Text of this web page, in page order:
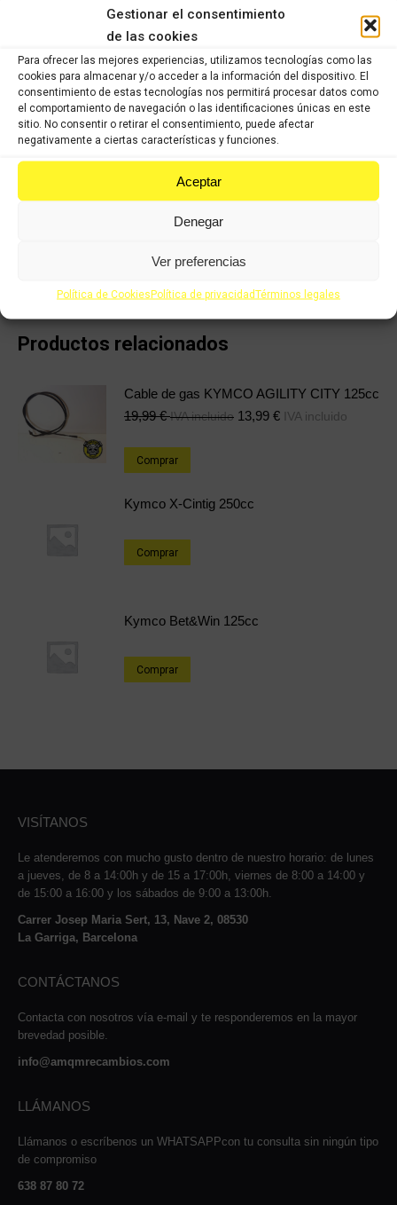
Gestionar el consentimiento
de las cookies
Para ofrecer las mejores experiencias, utilizamos tecnologías como las
cookies para almacenar y/o acceder a la información del dispositivo. El
consentimiento de estas tecnologías nos permitirá procesar datos como
el comportamiento de navegación o las identificaciones únicas en este
sitio. No consentir o retirar el consentimiento, puede afectar
negativamente a ciertas características y funciones.
Aceptar
Denegar
Ver preferencias
Política de CookiesPolítica de privacidadTérminos legales
posible. Todos los recambios han pasado nuestro control de
calidad, han sido verificados y seleccionados 1 a 1 por nuestros
operarios para servir un producto con garantía.
COMPRAR
Categorías:Recambios ocasión Kymco, KYMCO PEOPLE S 125cc
(2017-2020)
Share
Share
LinkedIn
Productos relacionados
Cable de gas KYMCO AGILITY CITY 125cc
19,99€ IVA incluido 13,99 € IVA incluido
Comprar
Kymco X-Cintig 250cc
Comprar
Kymco Bet&Win 125cc
Comprar
VISÍTANOS
Le atenderemos con mucho gusto dentro de nuestro horario: de lunes
a jueves, de 8 a 14:00h y de 15 a 17:00h, viernes de 8:00 a 14:00 y
de 15:00 a 16:00 y los sábados de 9:00 a 13:00h.
Carrer Josep Maria Sert, 13, Nave 2, 08530
La Garriga, Barcelona
CONTÁCTANOS
Contacta con nosotros vía e-mail y te responderemos en la mayor
brevedad posible.
info@amqmrecambios.com
LLÁMANOS
Llámanos o escríbenos un WHATSAPPcon tu consulta sin ningún tipo
de compromiso
638 87 80 72